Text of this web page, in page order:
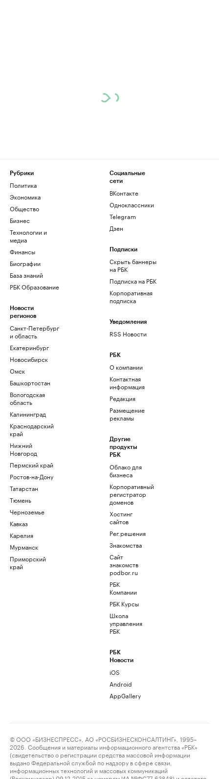
Рубрики
Политика
Экономика
Общество
Бизнес
Технологии и
медиа
Финансы
Биографии
База знаний
РБК Образование
Новости
регионов
Санкт-Петербург
и область
Екатеринбург
Новосибирск
Омск
Башкортостан
Вологодская
область
Калининград
Краснодарский
край
Нижний
Новгород
Пермский край
Ростов-на-Дону
Татарстан
Тюмень
Черноземье
Кавказ
Карелия
Мурманск
Приморский
край
Социальные
сети
ВКонтакте
Одноклассники
Telegram
Дзен
Подписки
Скрыть баннеры
на РБК
Подписка на РБК
Корпоративная
подписка
Уведомления
RSS Новости
РБК
О компании
Контактная
информация
Редакция
Размещение
рекламы
Другие
продукты
РБК
Облако для
бизнеса
Корпоративный
регистратор
доменов
Хостинг
сайтов
Рег.решения
Знакомства
Сайт
знакомств
podbor.ru
РБК
Компании
РБК Курсы
Школа
управления
РБК
РБК
Новости
iOS
Android
AppGallery
© ООО «БИЗНЕСПРЕСС», АО «РОСБИЗНЕСКОНСАЛТИНГ», 1995–
2026. Сообщения и материалы информационного агентства «РБК»
(свидетельство о регистрации средства массовой информации
выдано Федеральной службой по надзору в сфере связи,
информационных технологий и массовых коммуникаций